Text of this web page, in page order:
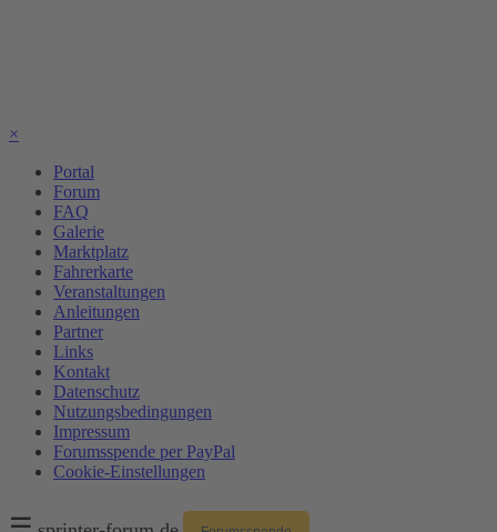
×
Portal
Forum
FAQ
Galerie
Marktplatz
Fahrerkarte
Veranstaltungen
Anleitungen
Partner
Links
Kontakt
Datenschutz
Nutzungsbedingungen
Impressum
Forumsspende per PayPal
Cookie-Einstellungen